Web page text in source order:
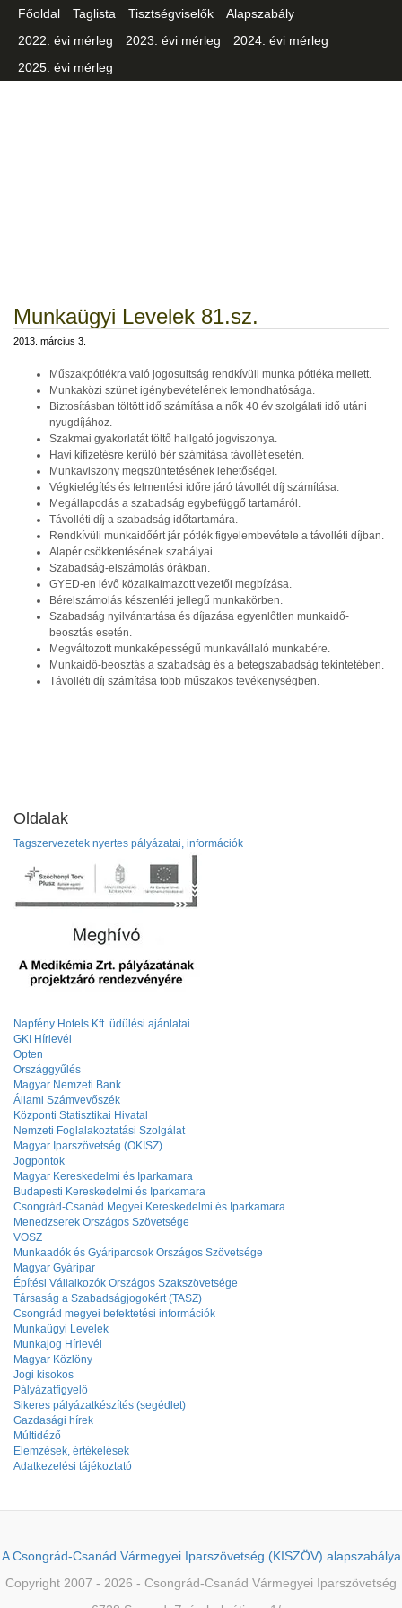
Főoldal Taglista Tisztségviselők
Alapszabály
2022. évi mérleg
2023. évi mérleg
2024. évi mérleg
2025. évi mérleg
Munkaügyi Levelek 81.sz.
2013. március 3.
Műszakpótlékra való jogosultság rendkívüli munka pótléka mellett.
Munkaközi szünet igénybevételének lemondhatósága.
Biztosításban töltött idő számítása a nők 40 év szolgálati idő utáni
nyugdíjához.
Szakmai gyakorlatát töltő hallgató jogviszonya.
Havi kifizetésre kerülő bér számítása távollét esetén.
Munkaviszony megszüntetésének lehetőségei.
Végkielégítés és felmentési időre járó távollét díj számítása.
Megállapodás a szabadság egybefüggő tartamáról.
Távolléti díj a szabadság időtartamára.
Rendkívüli munkaidőért jár pótlék figyelembevétele a távolléti díjban.
Alapér csökkentésének szabályai.
Szabadság-elszámolás órákban.
GYED-en lévő közalkalmazott vezetői megbízása.
Bérelszámolás készenléti jellegű munkakörben.
Szabadság nyilvántartása és díjazása egyenlőtlen munkaidő-
beosztás esetén.
Megváltozott munkaképességű munkavállaló munkabére.
Munkaidő-beosztás a szabadság és a betegszabadság tekintetében.
Távolléti díj számítása több műszakos tevékenységben.
Oldalak
Tagszervezetek nyertes pályázatai, információk
Napfény Hotels Kft. üdülési ajánlatai
GKI Hírlevél
Opten
Országgyűlés
Magyar Nemzeti Bank
Állami Számvevőszék
Központi Statisztikai Hivatal
Nemzeti Foglalakoztatási Szolgálat
Magyar Iparszövetség (OKISZ)
Jogpontok
Magyar Kereskedelmi és Iparkamara
Budapesti Kereskedelmi és Iparkamara
Csongrád-Csanád Megyei Kereskedelmi és Iparkamara
Menedzserek Országos Szövetsége
VOSZ
Munkaadók és Gyáriparosok Országos Szövetsége
Magyar Gyáripar
Építési Vállalkozók Országos Szakszövetsége
Társaság a Szabadságjogokért (TASZ)
Csongrád megyei befektetési információk
Munkaügyi Levelek
Munkajog Hírlevél
Magyar Közlöny
Jogi kisokos
Pályázatfigyelő
Sikeres pályázatkészítés (segédlet)
Gazdasági hírek
Múltidéző
Elemzések, értékelések
Adatkezelési tájékoztató
A Csongrád-Csanád Vármegyei Iparszövetség (KISZÖV) alapszabálya
Copyright 2007 - 2026 - Csongrád-Csanád Vármegyei Iparszövetség